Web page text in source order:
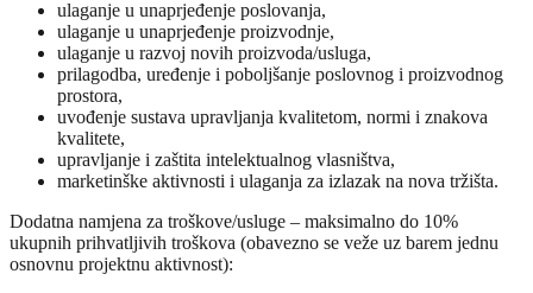
ulaganje u unaprjeđenje poslovanja,
ulaganje u unaprjeđenje proizvodnje,
ulaganje u razvoj novih proizvoda/usluga,
prilagodba, uređenje i poboljšanje poslovnog i proizvodnog
prostora,
uvođenje sustava upravljanja kvalitetom, normi i znakova
kvalitete,
upravljanje i zaštita intelektualnog vlasništva,
marketinške aktivnosti i ulaganja za izlazak na nova tržišta.
Dodatna namjena za troškove/usluge – maksimalno do 10%
ukupnih prihvatljivih troškova (obavezno se veže uz barem jednu
osnovnu projektnu aktivnost):